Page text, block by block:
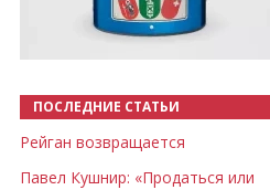
ПОСЛЕДНИЕ СТАТЬИ
Рейган возвращается
Павел Кушнир: «Продаться или